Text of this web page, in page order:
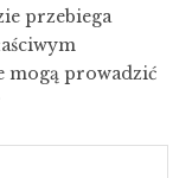
przebiega
mogą prowadzić